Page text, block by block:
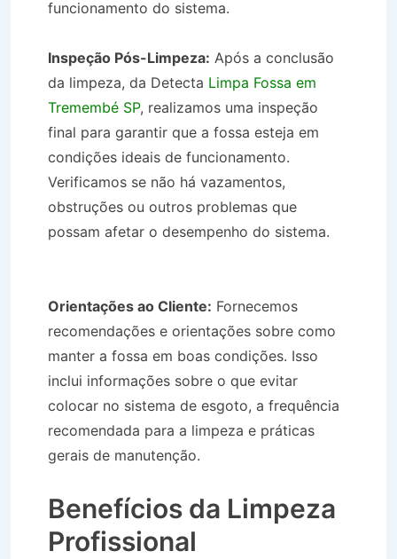
funcionamento do sistema.
Inspeção Pós-Limpeza: Após a conclusão
da limpeza, da Detecta Limpa Fossa em
Tremembé SP, realizamos uma inspeção
final para garantir que a fossa esteja em
condições ideais de funcionamento.
Verificamos se não há vazamentos,
obstruções ou outros problemas que
possam afetar o desempenho do sistema.
Orientações ao Cliente: Fornecemos
recomendações e orientações sobre como
manter a fossa em boas condições. Isso
inclui informações sobre o que evitar
colocar no sistema de esgoto, a frequência
recomendada para a limpeza e práticas
gerais de manutenção.
Benefícios da Limpeza
Profissional